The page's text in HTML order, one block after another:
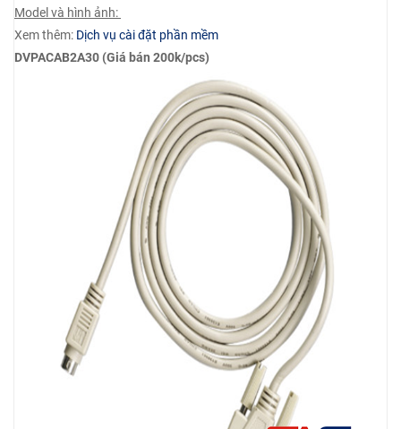
Model và hình ảnh:
Xem thêm: Dịch vụ cài đặt phần mềm
DVPACAB2A30 (Giá bán 200k/pcs)